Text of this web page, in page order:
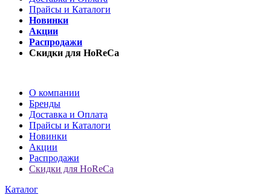
Прайсы и Каталоги
Новинки
Акции
Распродажи
Скидки для HoReCa
О компании
Бренды
Доставка и Оплата
Прайсы и Каталоги
Новинки
Акции
Распродажи
Скидки для HoReCa
Каталог